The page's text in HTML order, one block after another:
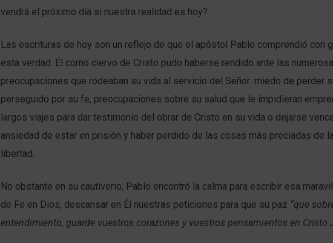
vendrá el próximo día si nuestra realidad es hoy?
Las escrituras de hoy son un reflejo de que el apóstol Pablo comprendió con
esta verdad. Él como ciervo de Cristo pudo haberse rendido ante las
preocupaciones que rodeaban su vida al servicio del Señor: miedo de perder
perseguido por su fe, preocupaciones sobre su salud que le impidieran
largos viajes para dar testimonio del obrar de Cristo en su vida o dejarse
ansiedad de estar en prisión y haber perdido de las cosas más preciadas de
libertad.
No obstante en su cautiverio, Pablo encontró la calma para escribir esa
de Fe en Dios, descansar en Él nuestras peticiones para que su paz “que
entendimiento, guarde vuestros corazones y vuestros pensamientos en Cristo